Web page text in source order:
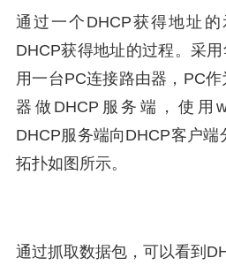
通过一个DHCP获得地址
DHCP获得地址的过程。采
用一台PC连接路由器，PC
器做DHCP服务端，使用
DHCP服务端向DHCP客户端
拓扑如图所示。
通过抓取数据包，可以看到